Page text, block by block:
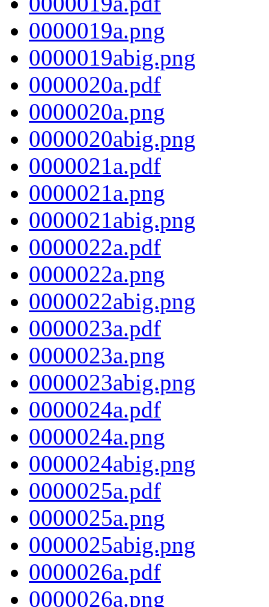
0000019a.png
0000019abig.png
0000020a.pdf
0000020a.png
0000020abig.png
0000021a.pdf
0000021a.png
0000021abig.png
0000022a.pdf
0000022a.png
0000022abig.png
0000023a.pdf
0000023a.png
0000023abig.png
0000024a.pdf
0000024a.png
0000024abig.png
0000025a.pdf
0000025a.png
0000025abig.png
0000026a.pdf
0000026a.png